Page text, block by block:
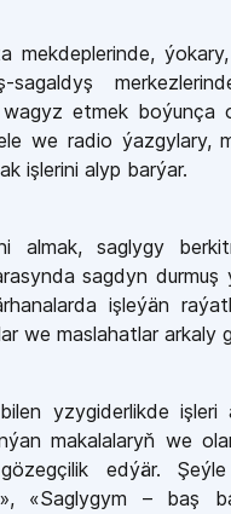
mekdeplerinde,
etmek boýunça
we radio ýazgylary,
işlerini alyp barýar.
almak, saglygy
sagdyn durmuş
işleýän
we maslahatlar arkaly
yzygiderlikde
makalalaryň we
edýär.
«Saglygym – baş